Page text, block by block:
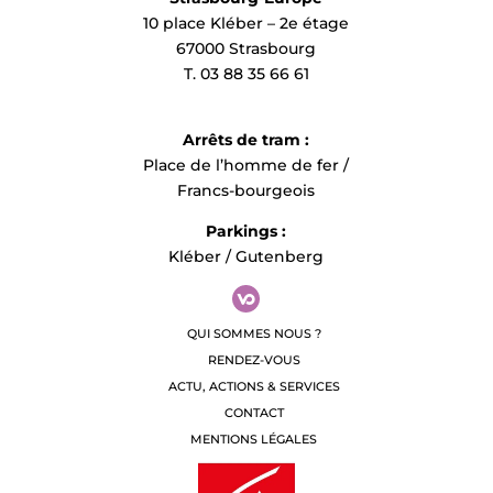
10 place Kléber – 2e étage
67000 Strasbourg
T. 03 88 35 66 61
Arrêts de tram :
Place de l’homme de fer /
Francs-bourgeois
Parkings :
Kléber / Gutenberg
QUI SOMMES NOUS ?
RENDEZ-VOUS
ACTU, ACTIONS & SERVICES
CONTACT
MENTIONS LÉGALES